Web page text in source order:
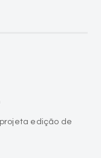
edição de